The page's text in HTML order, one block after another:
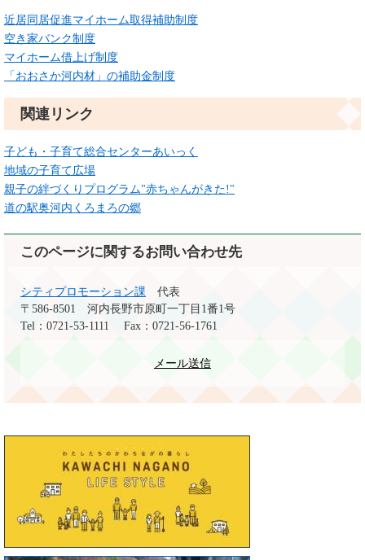
近居同居促進マイホーム取得補助制度
空き家バンク制度
マイホーム借上げ制度
「おおさか河内材」の補助金制度
関連リンク
子ども・子育て総合センターあいっく
地域の子育て広場
親子の絆づくりプログラム"赤ちゃんがきた!"
道の駅奥河内くろまろの郷
このページに関するお問い合わせ先
シティプロモーション課
代表
〒586-8501
河内長野市原町一丁目1番1号
Tel：0721-53-1111
Fax：0721-56-1761
メール送信